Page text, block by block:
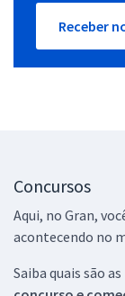
Receber
Concursos
Aqui, no Gran,
acontecendo no
Saiba quais são